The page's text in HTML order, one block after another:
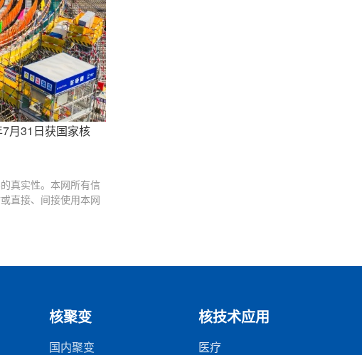
月31日获国家核
真实性。本网所有信
直接、间接使用本网
核聚变
国内聚变
核技术应用
医疗